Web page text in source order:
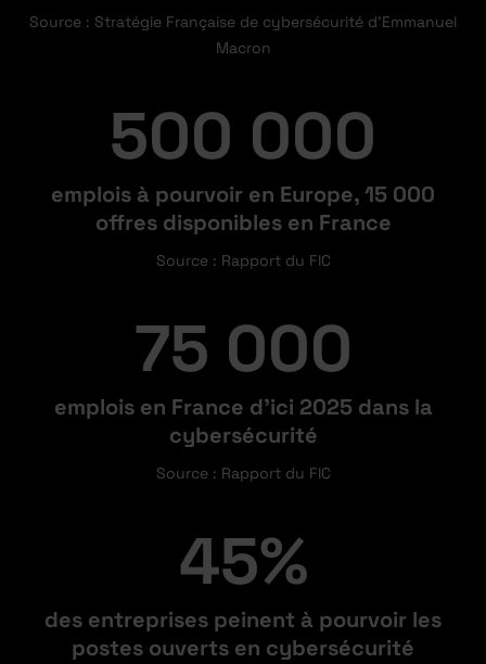
Source : Stratégie Française de cybersécurité d'Emmanuel
Macron
500 000
emplois à pourvoir en Europe, 15 000
offres disponibles en France
Source : Rapport du FIC
75 000
emplois en France d’ici 2025 dans la
cybersécurité
Source : Rapport du FIC
45%
des entreprises peinent à pourvoir les
postes ouverts en cybersécurité